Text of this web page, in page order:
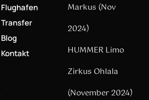
Flughafen
Transfer
Blog
Kontakt
Markus (Nov
2024)
HUMMER Limo
Zirkus Ohlala
(November 2024)